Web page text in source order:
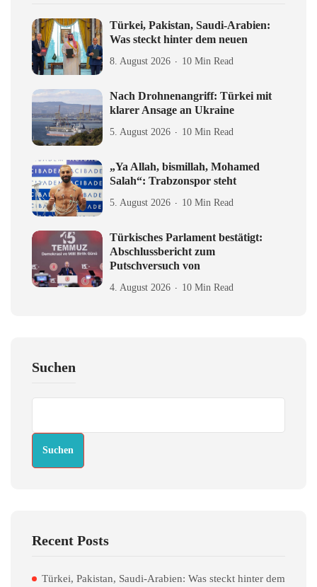
Türkei, Pakistan, Saudi-Arabien:
Was steckt hinter dem neuen
8. August 2026 10 Min Read
Nach Drohnenangriff: Türkei mit
klarer Ansage an Ukraine
5. August 2026 10 Min Read
„Ya Allah, bismillah, Mohamed
Salah“: Trabzonspor steht
5. August 2026 10 Min Read
Türkisches Parlament bestätigt:
Abschlussbericht zum
Putschversuch von
4. August 2026 10 Min Read
Suchen
Suchen
Recent Posts
Türkei, Pakistan, Saudi-Arabien: Was steckt hinter dem